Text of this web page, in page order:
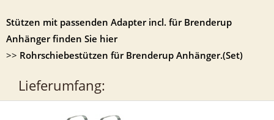
Stützen mit passenden Adapter incl. für Brenderup
Anhänger finden Sie hier
>> Rohrschiebestützen für Brenderup Anhänger.(Set)
Lieferumfang: